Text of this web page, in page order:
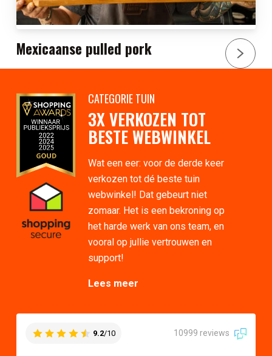
Mexicaanse pulled pork
CATEGORIE TUIN
3X VERKOZEN TOT
BESTE WEBWINKEL
Wat een eer: voor de derde keer
verkozen tot dé beste tuin
webwinkel! Dat gebeurt niet
zomaar. Het is een bekroning op
het harde werk van ons team, en
vooral op jullie vertrouwen en
support!
Lees meer
9.2/10 10999 reviews